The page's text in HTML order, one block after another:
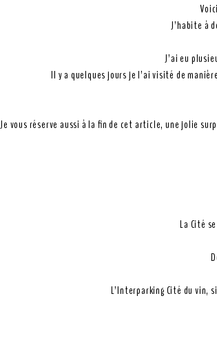
J’habite à
J’ai eu
Il y a quelques jours je l’ai visité de
Je vous réserve aussi à la fin de cet article, une jolie
La Cité
L’Interparking Cité du vin,